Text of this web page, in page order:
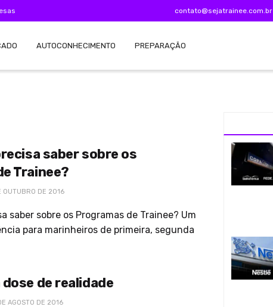
contato@sejatrainee.com.br
AUTOCONHECIMENTO PREPARAÇÃO
saber sobre os
Trainee?
OUTUBRO DE 2016
saber sobre os Programas de Trainee? Um
para marinheiros de primeira, segunda
de realidade
AGOSTO DE 2016